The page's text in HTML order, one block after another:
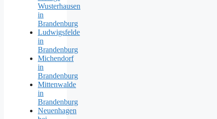
Wusterhausen
in
Brandenburg
Ludwigsfelde
in
Brandenburg
Michendorf
in
Brandenburg
Mittenwalde
in
Brandenburg
Neuenhagen